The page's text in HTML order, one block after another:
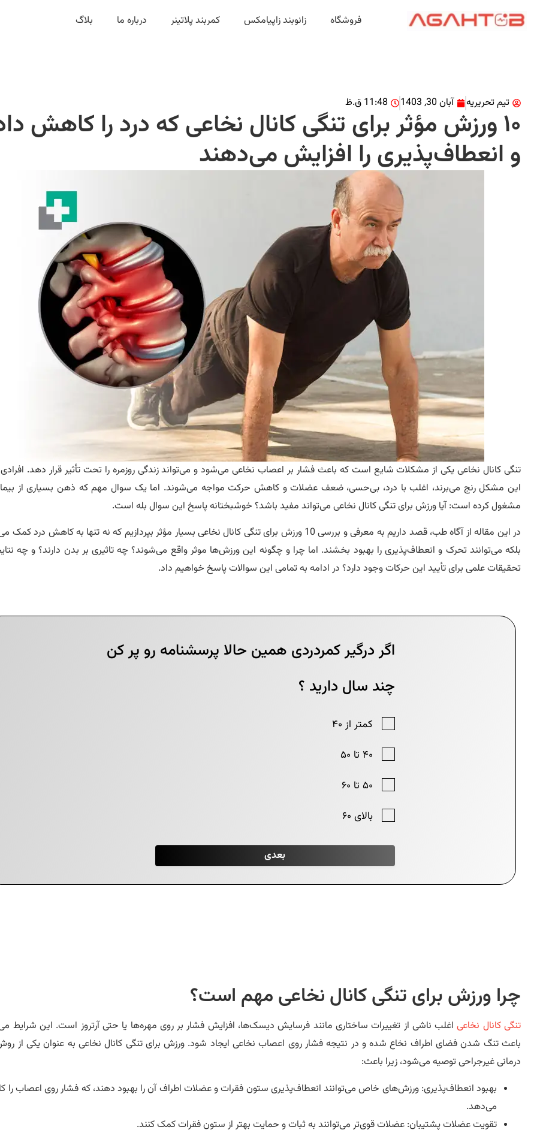
فروشگاه زانوبند زاپیامکس کمربند پلاتینر درباره ما بلاگ
تیم تحریریه آبان 30, 1403 11:48 ق.ظ
۱۰ ورزش مؤثر برای تنگی کانال نخاعی که درد را کاهش
و انعطاف‌پذیری را افزایش می‌دهند
تنگی کانال نخاعی یکی از مشکلات شایع است که باعث فشار بر اعصاب نخاعی می‌شود و می‌تواند زندگی روزمره را تحت تأثیر قرار دهد. افرادی
این مشکل رنج می‌برند، اغلب با درد، بی‌حسی، ضعف عضلات و کاهش حرکت مواجه می‌شوند. اما یک سوال مهم که ذهن بسیاری از
مشغول کرده است: آیا ورزش برای تنگی کانال نخاعی می‌تواند مفید باشد؟ خوشبختانه پاسخ این سوال بله است.
در این مقاله از آگاه طب، قصد داریم به معرفی و بررسی 10 ورزش برای تنگی کانال نخاعی بسیار مؤثر بپردازیم که نه تنها به کاهش درد
بلکه می‌توانند تحرک و انعطاف‌پذیری را بهبود بخشند. اما چرا و چگونه این ورزش‌ها موثر واقع می‌شوند؟ چه تاثیری بر بدن دارند؟ و چه
تحقیقات علمی برای تأیید این حرکات وجود دارد؟ در ادامه به تمامی این سوالات پاسخ خواهیم داد.
چرا ورزش برای تنگی کانال نخاعی مهم است؟
تنگی کانال نخاعیاغلب ناشی از تغییرات ساختاری مانند فرسایش دیسک‌ها، افزایش فشار بر روی مهره‌ها یا حتی آرتروز است. این شرایط
باعث تنگ شدن فضای اطراف نخاع شده و در نتیجه فشار روی اعصاب نخاعی ایجاد شود. ورزش برای تنگی کانال نخاعی به عنوان یکی از
درمانی غیرجراحی توصیه می‌شود، زیرا باعث:
بهبود انعطاف‌پذیری: ورزش‌های خاص می‌توانند انعطاف‌پذیری ستون فقرات و عضلات اطراف آن را بهبود دهند، که فشار روی اعصاب
می‌دهد.
تقویت عضلات پشتیبان: عضلات قوی‌تر می‌توانند به ثبات و حمایت بهتر از ستون فقرات کمک کنند.